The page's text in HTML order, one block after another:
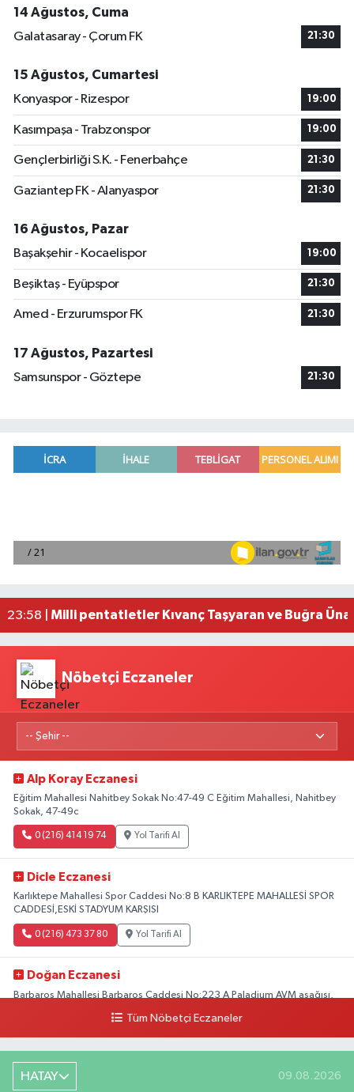
14 Ağustos, Cuma
Galatasaray - Çorum FK
21:30
15 Ağustos, Cumartesi
Konyaspor - Rizespor
19:00
Kasımpaşa - Trabzonspor 19:00
Gençlerbirliği S.K. - Fenerbahçe 21:30
Gaziantep FK - Alanyaspor 21:30
16 Ağustos, Pazar
Başakşehir - Kocaelispor
19:00
Beşiktaş - Eyüpspor 21:30
Amed - Erzurumspor FK 21:30
17 Ağustos, Pazartesi
Samsunspor - Göztepe
21:30
00:39 |
Mersin'de uyuşturucu operasyonunda 190
23:58 | Milli pentatletler Kıvanç Taşyaran ve Buğra
Nöbetçi Eczaneler
Alp Koray Eczanesi
Eğitim Mahallesi Nahitbey Sokak No:47-49 C Eğitim Mahallesi, Nahitbey
Sokak, 47-49c
0 (216) 414 19 74 Yol Tarifi Al
Dicle Eczanesi
Karlıktepe Mahallesi Spor Caddesi No:8 B KARLIKTEPE MAHALLESİ SPOR
CADDESİ,ESKİ STADYUM KARŞISI
0 (216) 473 37 80 Yol Tarifi Al
Doğan Eczanesi
Barbaros Mahallesi Barbaros Caddesi No:223 A Paladium AVM aşağısı,
Mali Eczanesi
Tüm Nöbetçi Eczaneler
HATAY 09.08.2026